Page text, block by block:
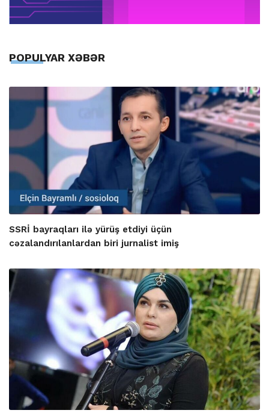
POPULYAR XƏBƏR
SSRİ bayraqları ilə yürüş etdiyi üçün
cəzalandırılanlardan biri jurnalist imiş